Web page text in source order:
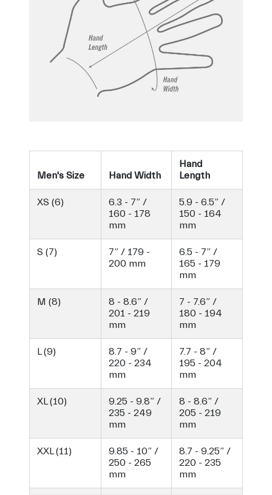
Men's Size Hand Width
Hand
Length
XS (6)
6.3 - 7” /
160 - 178
mm
5.9 - 6.5” /
150 - 164
mm
S (7)
7” / 179 -
200 mm
6.5 - 7” /
165 - 179
mm
M (8)
8 - 8.6” /
201 - 219
mm
7 - 7.6” /
180 - 194
mm
L (9)
8.7 - 9” /
220 - 234
mm
7.7 - 8” /
195 - 204
mm
XL (10)
9.25 - 9.8” /
235 - 249
mm
8 - 8.6” /
205 - 219
mm
XXL (11)
9.85 - 10” /
250 - 265
mm
8.7 - 9.25” /
220 - 235
mm